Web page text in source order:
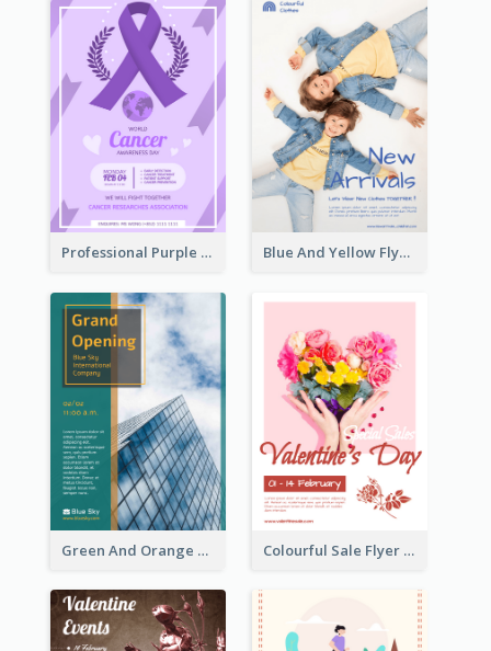
Professional Purple Ribbon And Globe Flyer Design Idea Blue And Yellow Flyer For Children Clothes
Green And Orange Flyer Of Opening Ceremony Colourful Sale Flyer Of Valentine Day With Photo